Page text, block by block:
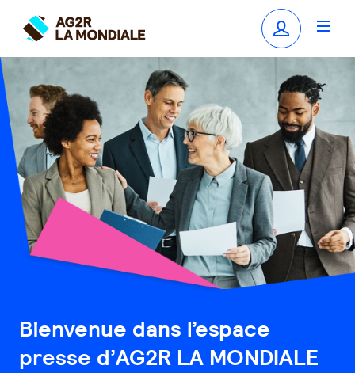
Bienvenue dans l’espace
presse d’AG2R LA MONDIALE